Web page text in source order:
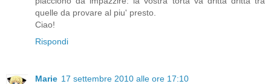
quelle da provare al piu' presto.
Ciao!
Rispondi
Marie 17 settembre 2010 alle ore 17:10